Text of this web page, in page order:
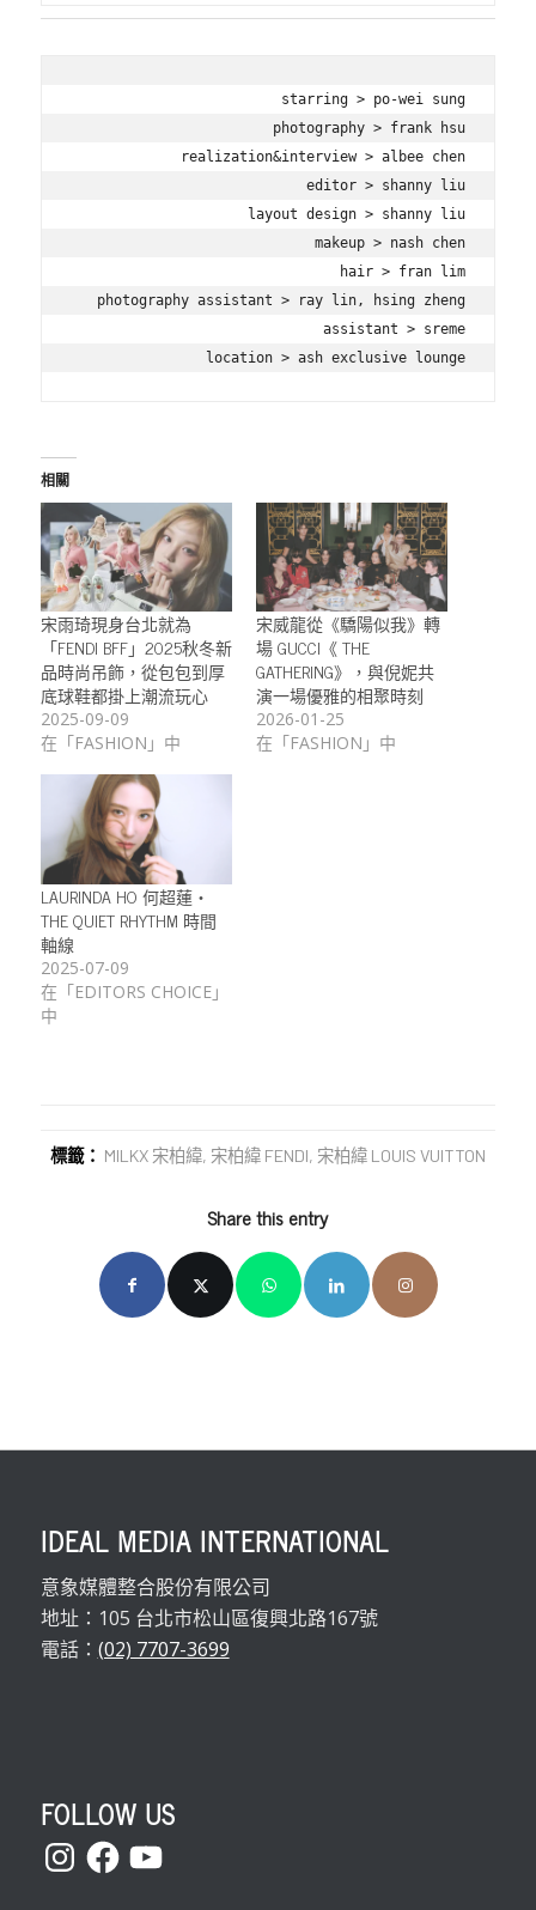
starring > po-wei sung
photography > frank hsu
realization&interview > albee chen
editor > shanny liu
layout design > shanny liu
makeup > nash chen
hair > fran lim
photography assistant > ray lin, hsing zheng
assistant > sreme
location > ash exclusive lounge
相關
宋雨琦現身台北就為
「FENDI BFF」2025秋冬新
品時尚吊飾，從包包到厚
底球鞋都掛上潮流玩心
2025-09-09
在「FASHION」中
宋威龍從《驕陽似我》轉
場 GUCCI《 THE
GATHERING》，與倪妮共
演一場優雅的相聚時刻
2026-01-25
在「FASHION」中
LAURINDA HO 何超蓮・
THE QUIET RHYTHM 時間
軸線
2025-07-09
在「EDITORS CHOICE」
中
標籤： MILKX 宋柏緯, 宋柏緯 FENDI, 宋柏緯 LOUIS VUITTON
Share this entry
IDEAL MEDIA INTERNATIONAL
意象媒體整合股份有限公司
地址：105 台北市松山區復興北路167號
電話： (02) 7707-3699
FOLLOW US
InstagramFacebook
YouTube